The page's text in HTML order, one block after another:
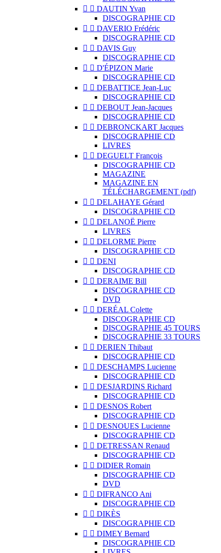
  DAUTIN Yvan
DISCOGRAPHIE CD
  DAVERIO Frédéric
DISCOGRAPHIE CD
  DAVIS Guy
DISCOGRAPHIE CD
  D'ÉPIZON Marie
DISCOGRAPHIE CD
  DEBATTICE Jean-Luc
DISCOGRAPHIE CD
  DEBOUT Jean-Jacques
DISCOGRAPHIE CD
  DEBRONCKART Jacques
DISCOGRAPHIE CD
LIVRES
  DEGUELT François
DISCOGRAPHIE CD
MAGAZINE
MAGAZINE EN
TÉLÉCHARGEMENT (pdf)
  DELAHAYE Gérard
DISCOGRAPHIE CD
  DELANOË Pierre
LIVRES
  DELORME Pierre
DISCOGRAPHIE CD
  DENI
DISCOGRAPHIE CD
  DERAIME Bill
DISCOGRAPHIE CD
DVD
  DERÉAL Colette
DISCOGRAPHIE CD
DISCOGRAPHIE 45 TOURS
DISCOGRAPHIE 33 TOURS
  DERIEN Thibaut
DISCOGRAPHIE CD
  DESCHAMPS Lucienne
DISCOGRAPHIE CD
  DESJARDINS Richard
DISCOGRAPHIE CD
  DESNOS Robert
DISCOGRAPHIE CD
  DESNOUES Lucienne
DISCOGRAPHIE CD
  DETRESSAN Renaud
DISCOGRAPHIE CD
  DIDIER Romain
DISCOGRAPHIE CD
DVD
  DIFRANCO Ani
DISCOGRAPHIE CD
  DIKÈS
DISCOGRAPHIE CD
  DIMEY Bernard
DISCOGRAPHIE CD